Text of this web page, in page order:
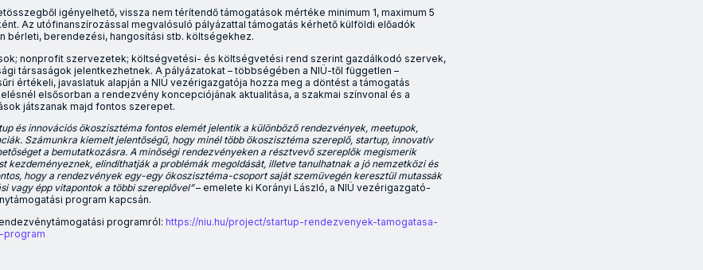
igényelhető, vissza nem térítendő támogatások mértéke minimum 1, maximum 5
Az utófinanszírozással megvalósuló pályázattal támogatás kérhető külföldi előadók
bérleti, berendezési, hangosítási stb. költségekhez.
nonprofit szervezetek; költségvetési- és költségvetési rend szerint gazdálkodó szervek,
társaságok jelentkezhetnek. A pályázatokat – többségében a NIÜ-től független –
értékeli, javaslatuk alapján a NIÜ vezérigazgatója hozza meg a döntést a támogatás
elsősorban a rendezvény koncepciójának aktualitása, a szakmai színvonal és a
játszanak majd fontos szerepet.
és innovációs ökoszisztéma fontos elemét jelentik a különböző rendezvények, meetupok,
Számunkra kiemelt jelentőségű, hogy minél több ökoszisztéma szereplő, startup, innovatív
a bemutatkozásra. A minőségi rendezvényeken a résztvevő szereplők megismerik
kezdeményeznek, elindíthatják a problémák megoldását, illetve tanulhatnak a jó nemzetközi és
hogy a rendezvények egy-egy ökoszisztéma-csoport saját szemüvegén keresztül mutassák
vagy épp vitapontok a többi szereplővel”– emelete ki Korányi László, a NIÜ vezérigazgató-
program kapcsán.
programról:https://niu.hu/project/startup-rendezvenyek-tamogatasa-
program